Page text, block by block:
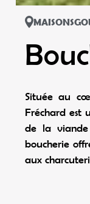
Située au
Fréchard est
de la viande
boucherie
aux